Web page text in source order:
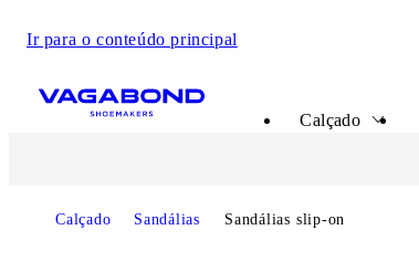
Ir para o conteúdo principal
Calçado
Calçado Sandálias Sandálias slip-on